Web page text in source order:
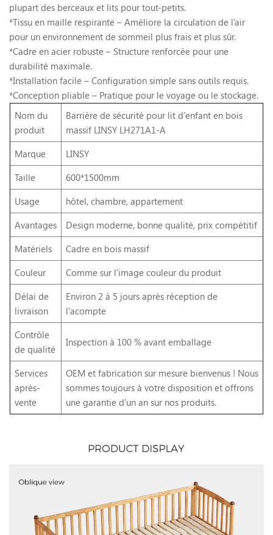
plupart des berceaux et lits pour tout-petits.
*Tissu en maille respirante – Améliore la circulation de l’air
pour un environnement de sommeil plus frais et plus sûr.
*Cadre en acier robuste – Structure renforcée pour une
durabilité maximale.
*Installation facile – Configuration simple sans outils requis.
*Conception pliable – Pratique pour le voyage ou le stockage.
Nom du
produit
Barrière de sécurité pour lit d'enfant en bois
massif LINSY LH271A1-A
Marque
LINSY
Taille
600*1500mm
Usage
hôtel, chambre, appartement
Avantages
Design moderne, bonne qualité, prix compétitif
Matériels
Cadre en bois massif
Couleur
Comme sur l'image couleur du produit
Délai de
livraison
Environ 2 à 5 jours après réception de
l'acompte
Contrôle
de qualité
Inspection à 100 % avant emballage
Services
après-
vente
OEM et fabrication sur mesure bienvenus ! Nous
sommes toujours à votre disposition et offrons
une garantie d'un an sur nos produits.